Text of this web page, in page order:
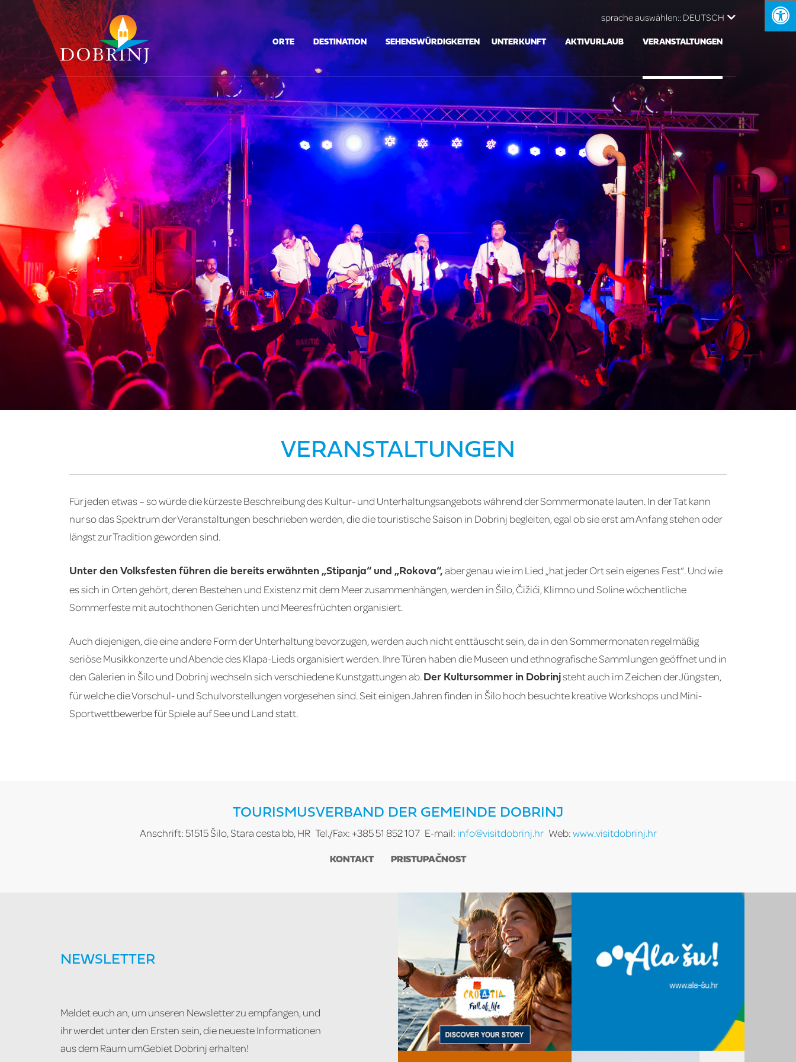
ORTE DESTINATION SEHENSWÜRDIGKEITEN UNTERKUNFT AKTIVURLAUB VERANSTALTUNGEN
sprache auswählen::DEUTSCH
VERANSTALTUNGEN
Für jeden etwas – so würde die kürzeste Beschreibung des Kultur- und Unterhaltungsangebots während der Sommermonate lauten. In der Tat kann
nur so das Spektrum der Veranstaltungen beschrieben werden, die die touristische Saison in Dobrinj begleiten, egal ob sie erst am Anfang stehen oder
längst zur Tradition geworden sind.
Unter den Volksfesten führen die bereits erwähnten „Stipanja“ und „Rokova“, aber genau wie im Lied „hat jeder Ort sein eigenes Fest“. Und wie
es sich in Orten gehört, deren Bestehen und Existenz mit dem Meer zusammenhängen, werden in Šilo, Čižići, Klimno und Soline wöchentliche
Sommerfeste mit autochthonen Gerichten und Meeresfrüchten organisiert.
Auch diejenigen, die eine andere Form der Unterhaltung bevorzugen, werden auch nicht enttäuscht sein, da in den Sommermonaten regelmäßig
seriöse Musikkonzerte und Abende des Klapa-Lieds organisiert werden. Ihre Türen haben die Museen und ethnografische Sammlungen geöffnet und in
den Galerien in Šilo und Dobrinj wechseln sich verschiedene Kunstgattungen ab. Der Kultursommer in Dobrinjsteht auch im Zeichen der Jüngsten,
für welche die Vorschul- und Schulvorstellungen vorgesehen sind. Seit einigen Jahren finden in Šilo hoch besuchte kreative Workshops und Mini-
Sportwettbewerbe für Spiele auf See und Land statt.
TOURISMUSVERBAND DER GEMEINDE DOBRINJ
Anschrift: 51515 Šilo, Stara cesta bb, HR Tel./Fax: +385 51 852 107 E-mail: info@visitdobrinj.hr Web:www.visitdobrinj.hr
KONTAKT PRISTUPAČNOST
NEWSLETTER
Meldet euch an, um unseren Newsletter zu empfangen, und
ihr werdet unter den Ersten sein, die neueste Informationen
aus dem Raum umGebiet Dobrinj erhalten!